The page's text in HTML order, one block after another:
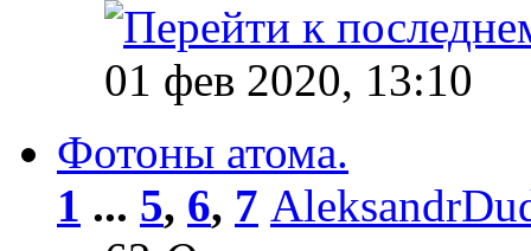
01 фев 2020, 13:10
Фотоны атома.
1 ... 5, 6, 7